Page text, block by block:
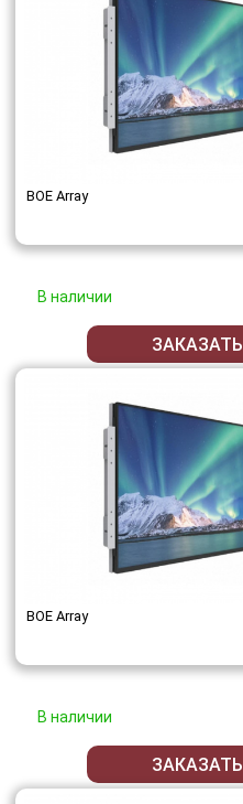
BOE Array
В наличии
ЗАКАЗАТЬ
BOE Array
В наличии
ЗАКАЗАТЬ